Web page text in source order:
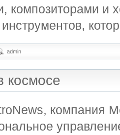
композиторами и
инструментов,
admin
космосе
компания